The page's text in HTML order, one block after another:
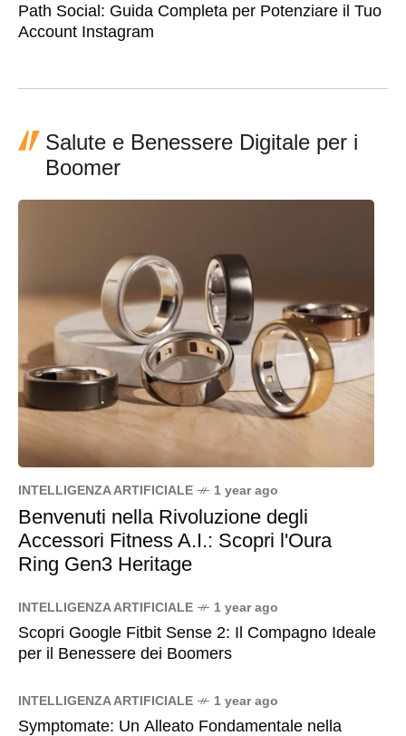
Path Social: Guida Completa per Potenziare il Tuo
Account Instagram
Salute e Benessere Digitale per i
Boomer
INTELLIGENZA ARTIFICIALE 1 year ago
Benvenuti nella Rivoluzione degli
Accessori Fitness A.I.: Scopri l'Oura
Ring Gen3 Heritage
INTELLIGENZA ARTIFICIALE 1 year ago
Scopri Google Fitbit Sense 2: Il Compagno Ideale
per il Benessere dei Boomers
INTELLIGENZA ARTIFICIALE 1 year ago
Symptomate: Un Alleato Fondamentale nella